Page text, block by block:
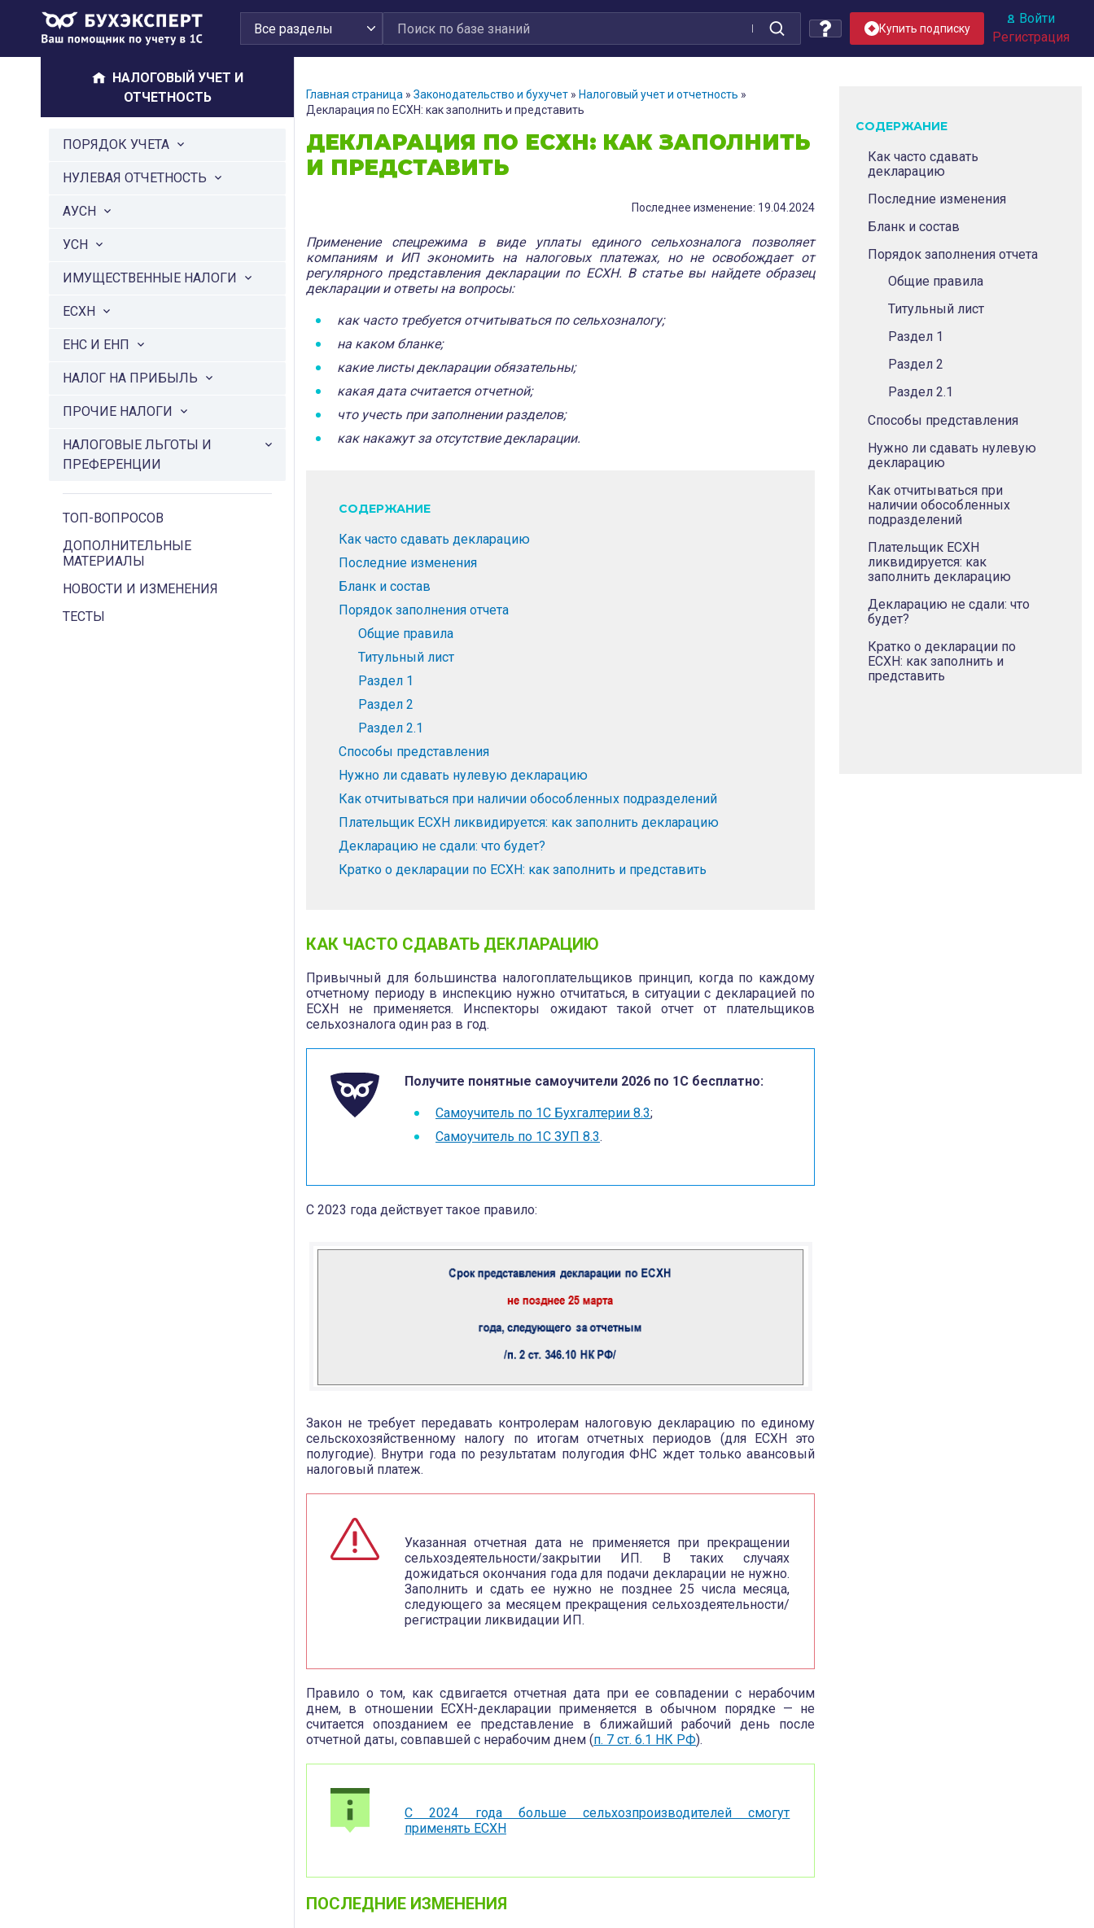
Купить подписку
Войти
Регистрация
Главная страница » Законодательство и бухучет » Налоговый учет и отчетность »
Декларация по ЕСХН: как заполнить и представить
ДЕКЛАРАЦИЯ ПО ЕСХН: КАК ЗАПОЛНИТЬ
И ПРЕДСТАВИТЬ
Последнее изменение: 19.04.2024
Применение спецрежима в виде уплаты единого сельхозналога позволяет
компаниям и ИП экономить на налоговых платежах, но не освобождает от
регулярного представления декларации по ЕСХН. В статье вы найдете образец
декларации и ответы на вопросы:
как часто требуется отчитываться по сельхозналогу;
на каком бланке;
какие листы декларации обязательны;
какая дата считается отчетной;
что учесть при заполнении разделов;
как накажут за отсутствие декларации.
СОДЕРЖАНИЕ
Как часто сдавать декларацию
Последние изменения
Бланк и состав
Порядок заполнения отчета
Общие правила
Титульный лист
Раздел 1
Раздел 2
Раздел 2.1
Способы представления
Нужно ли сдавать нулевую декларацию
Как отчитываться при наличии обособленных подразделений
Плательщик ЕСХН ликвидируется: как заполнить декларацию
Декларацию не сдали: что будет?
Кратко о декларации по ЕСХН: как заполнить и представить
КАК ЧАСТО СДАВАТЬ ДЕКЛАРАЦИЮ
Привычный для большинства налогоплательщиков принцип, когда по каждому
отчетному периоду в инспекцию нужно отчитаться, в ситуации с декларацией по
ЕСХН не применяется. Инспекторы ожидают такой отчет от плательщиков
сельхозналога один раз в год.
Получите понятные самоучители 2026 по 1С бесплатно:
Самоучитель по 1С Бухгалтерии 8.3;
Самоучитель по 1С ЗУП 8.3.
С 2023 года действует такое правило:
Закон не требует передавать контролерам налоговую декларацию по единому
сельскохозяйственному налогу по итогам отчетных периодов (для ЕСХН это
полугодие). Внутри года по результатам полугодия ФНС ждет только авансовый
налоговый платеж.
Указанная отчетная дата не применяется при прекращении
сельхоздеятельности/закрытии ИП. В таких случаях
дожидаться окончания года для подачи декларации не нужно.
Заполнить и сдать ее нужно не позднее 25 числа месяца,
следующего за месяцем прекращения сельхоздеятельности/
регистрации ликвидации ИП.
Правило о том, как сдвигается отчетная дата при ее совпадении с нерабочим
днем, в отношении ЕСХН-декларации применяется в обычном порядке — не
считается опозданием ее представление в ближайший рабочий день после
отчетной даты, совпавшей с нерабочим днем (п. 7 ст. 6.1 НК РФ).
С 2024 года больше сельхозпроизводителей смогут
применять ЕСХН
ПОСЛЕДНИЕ ИЗМЕНЕНИЯ
НАЛОГОВЫЙ УЧЕТ И
ОТЧЕТНОСТЬ
ПОРЯДОК УЧЕТА
НУЛЕВАЯ ОТЧЕТНОСТЬ
АУСН
УСН
ИМУЩЕСТВЕННЫЕ НАЛОГИ
ЕСХН
ЕНС И ЕНП
НАЛОГ НА ПРИБЫЛЬ
ПРОЧИЕ НАЛОГИ
НАЛОГОВЫЕ ЛЬГОТЫ И
ПРЕФЕРЕНЦИИ
ТОП-ВОПРОСОВ
ДОПОЛНИТЕЛЬНЫЕ
МАТЕРИАЛЫ
НОВОСТИ И ИЗМЕНЕНИЯ
ТЕСТЫ
СОДЕРЖАНИЕ
Как часто сдавать
декларацию
Последние изменения
Бланк и состав
Порядок заполнения отчета
Общие правила
Титульный лист
Раздел 1
Раздел 2
Раздел 2.1
Способы представления
Нужно ли сдавать нулевую
декларацию
Как отчитываться при
наличии обособленных
подразделений
Плательщик ЕСХН
ликвидируется: как
заполнить декларацию
Декларацию не сдали: что
будет?
Кратко о декларации по
ЕСХН: как заполнить и
представить